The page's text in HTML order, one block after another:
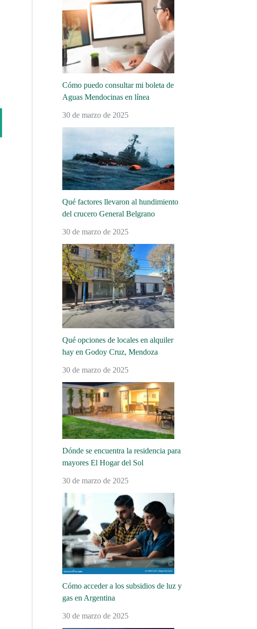
Cómo puedo consultar mi boleta de
Aguas Mendocinas en línea
30 de marzo de 2025
Qué factores llevaron al hundimiento
del crucero General Belgrano
30 de marzo de 2025
Qué opciones de locales en alquiler
hay en Godoy Cruz, Mendoza
30 de marzo de 2025
Dónde se encuentra la residencia para
mayores El Hogar del Sol
30 de marzo de 2025
Cómo acceder a los subsidios de luz y
gas en Argentina
30 de marzo de 2025